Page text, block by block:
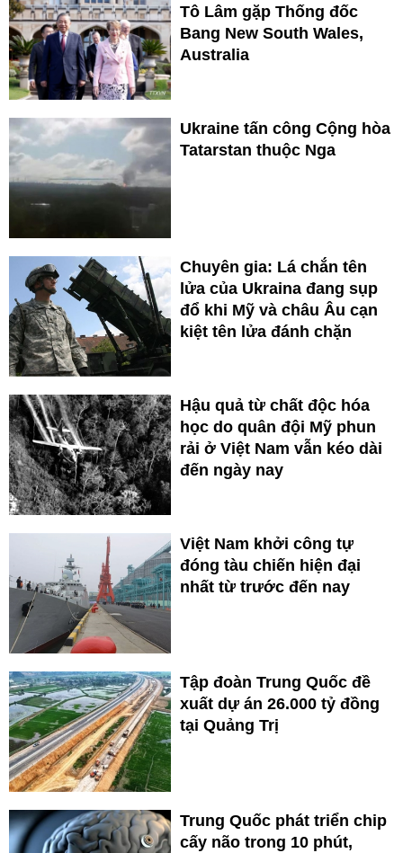
Tô Lâm gặp Thống đốc
Bang New South Wales,
Australia
Ukraine tấn công Cộng hòa
Tatarstan thuộc Nga
Chuyên gia: Lá chắn tên
lửa của Ukraina đang sụp
đổ khi Mỹ và châu Âu cạn
kiệt tên lửa đánh chặn
Hậu quả từ chất độc hóa
học do quân đội Mỹ phun
rải ở Việt Nam vẫn kéo dài
đến ngày nay
Việt Nam khởi công tự
đóng tàu chiến hiện đại
nhất từ trước đến nay
Tập đoàn Trung Quốc đề
xuất dự án 26.000 tỷ đồng
tại Quảng Trị
Trung Quốc phát triển chip
cấy não trong 10 phút,